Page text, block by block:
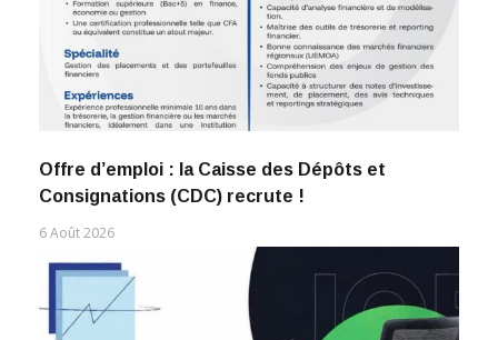
Offre d’emploi : la Caisse des Dépôts et
Consignations (CDC) recrute !
6 Août 2026